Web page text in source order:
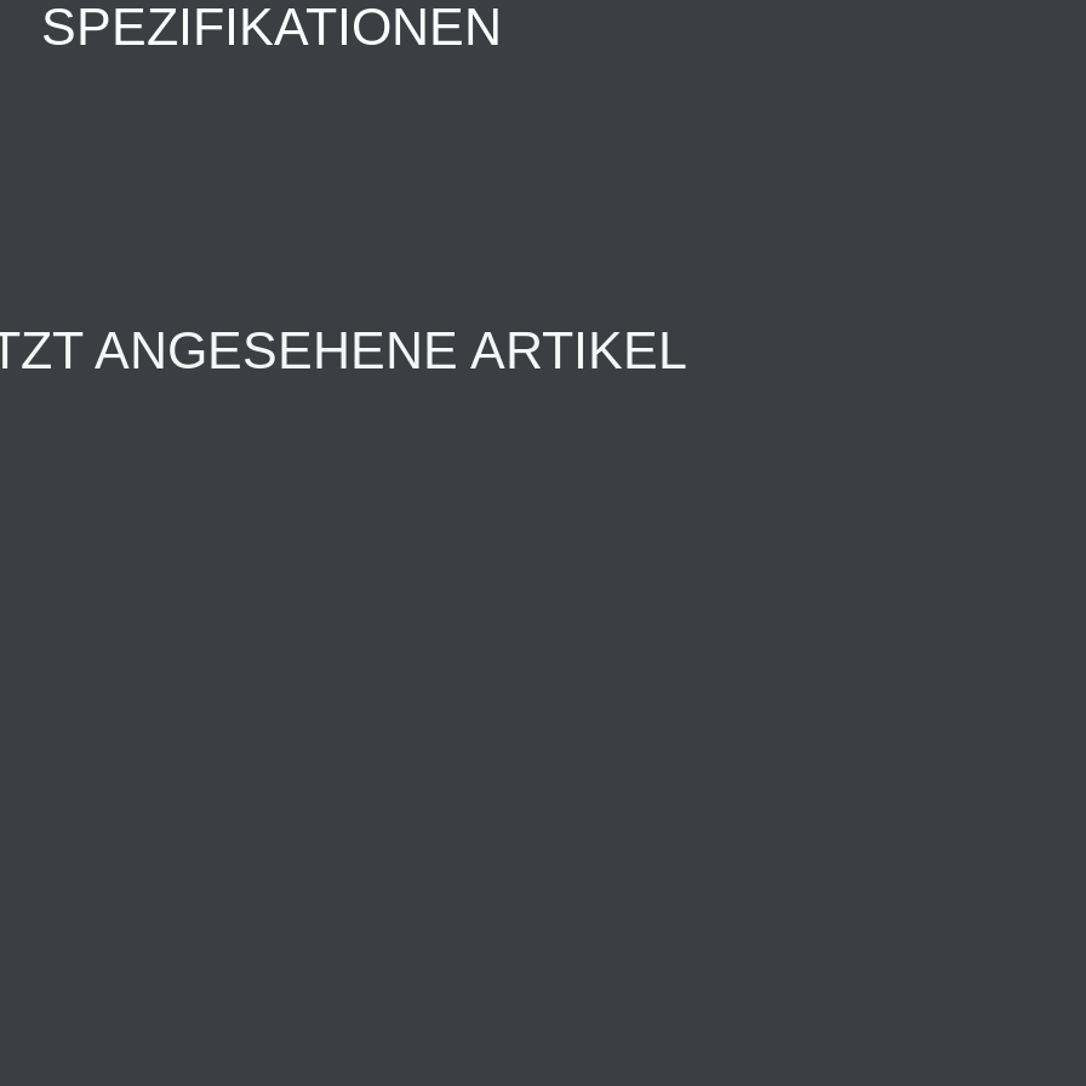
SPEZIFIKATIONEN
ANGESEHENE ARTIKEL